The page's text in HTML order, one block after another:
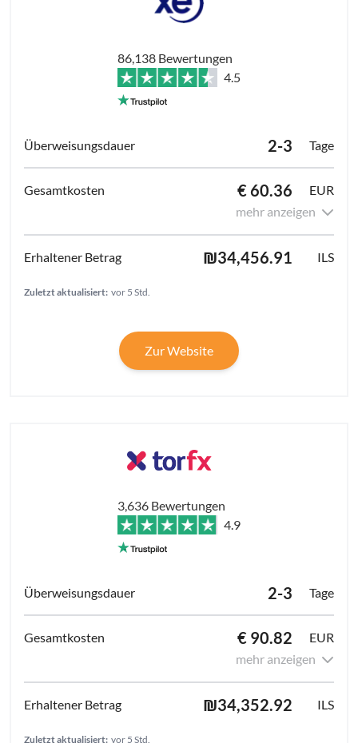
86,138 Bewertungen
4.5
2-3 Tage
€ 60.36
EUR
mehr anzeigen
₪34,456.91 ILS
Zuletzt aktualisiert: vor 5 Std.
Zur Website
3,636 Bewertungen
4.9
2-3 Tage
€ 90.82
EUR
mehr anzeigen
₪34,352.92 ILS
Zuletzt aktualisiert: vor 5 Std.